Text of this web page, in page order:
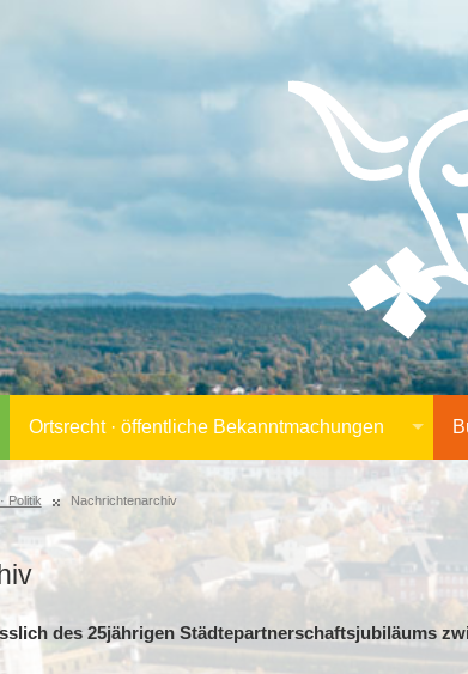
Ortsrecht · öffentliche Bekanntmachungen
Politik Nachrichtenarchiv
des 25jährigen Städtepartnerschaftsjubiläums